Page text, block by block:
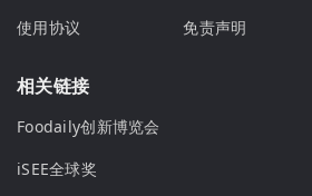
使用协议
免责声明
相关链接
Foodaily创新博览会
iSEE全球奖